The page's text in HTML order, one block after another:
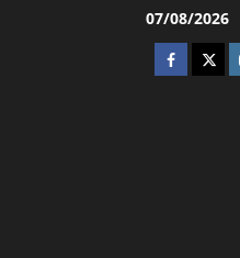
07/08/2026
facebook